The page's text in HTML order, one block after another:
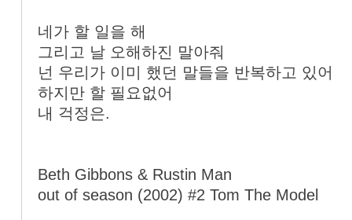
네가 할 일을 해
그리고 날 오해하진 말아줘
넌 우리가 이미 했던 말들을 반복하고 있어
하지만 할 필요없어
내 걱정은.
Beth Gibbons & Rustin Man
out of season (2002) #2 Tom The Model